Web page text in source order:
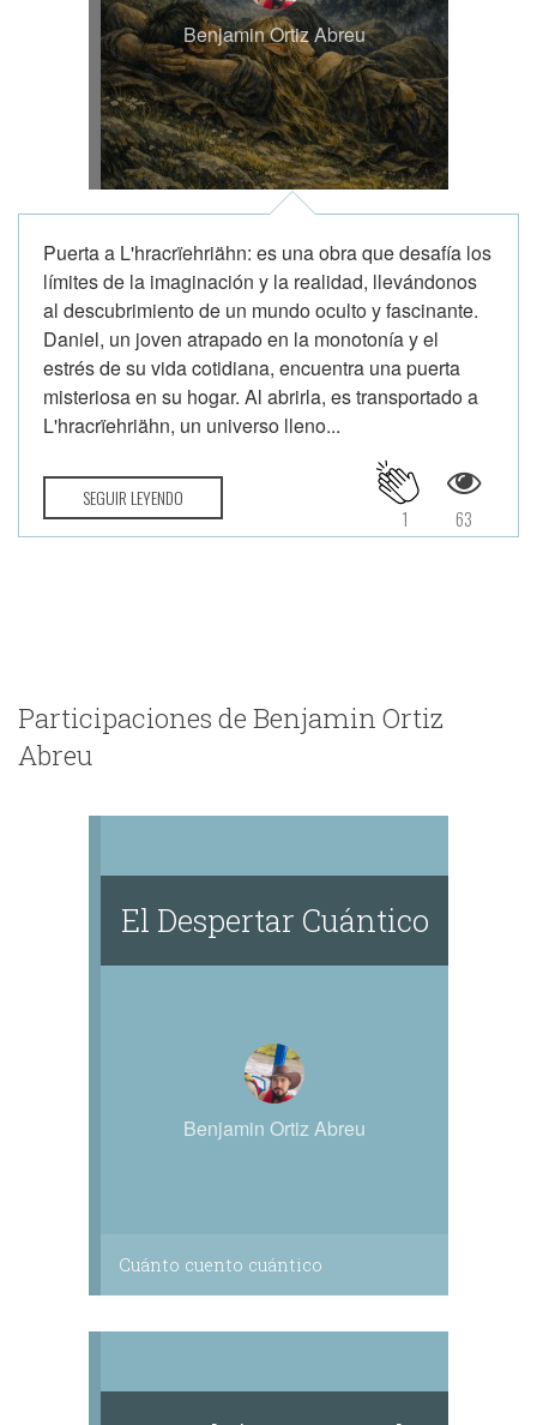
Benjamin Ortiz Abreu
Puerta a L'hracrïehriähn: es una obra que desafía los
límites de la imaginación y la realidad, llevándonos
al descubrimiento de un mundo oculto y fascinante.
Daniel, un joven atrapado en la monotonía y el
estrés de su vida cotidiana, encuentra una puerta
misteriosa en su hogar. Al abrirla, es transportado a
L'hracrïehriähn, un universo lleno...
SEGUIR LEYENDO
63
1
Participaciones de Benjamin Ortiz
Abreu
El Despertar Cuántico
Benjamin Ortiz Abreu
Cuánto cuento cuántico